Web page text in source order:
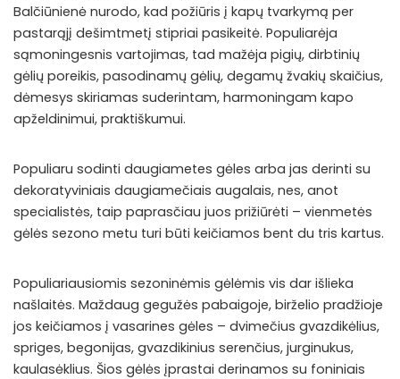
Balčiūnienė nurodo, kad požiūris į kapų tvarkymą per
pastarąjį dešimtmetį stipriai pasikeitė. Populiarėja
sąmoningesnis vartojimas, tad mažėja pigių, dirbtinių
gėlių poreikis, pasodinamų gėlių, degamų žvakių skaičius,
dėmesys skiriamas suderintam, harmoningam kapo
apželdinimui, praktiškumui.
Populiaru sodinti daugiametes gėles arba jas derinti su
dekoratyviniais daugiamečiais augalais, nes, anot
specialistės, taip paprasčiau juos prižiūrėti – vienmetės
gėlės sezono metu turi būti keičiamos bent du tris kartus.
Populiariausiomis sezoninėmis gėlėmis vis dar išlieka
našlaitės. Maždaug gegužės pabaigoje, birželio pradžioje
jos keičiamos į vasarines gėles – dvimečius gvazdikėlius,
spriges, begonijas, gvazdikinius serenčius, jurginukus,
kaulasėklius. Šios gėlės įprastai derinamos su foniniais